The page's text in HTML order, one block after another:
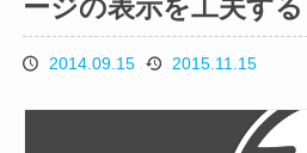
ージの表示を工夫する
投2014.09.15
更2015.11.15